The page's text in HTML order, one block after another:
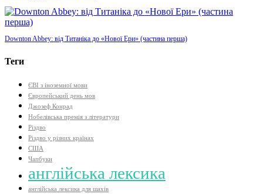
Downton Abbey: від Титаніка до «Нової Ери» (частина перша)
Теги
ЄВІ з іноземної мови
Європейський день мов
Джозеф Конрад
Нобелівська премія з літератури
Різдво
Різдво у різних країнах
США
Чапбуки
англійська лексика
англійська лексика для шахів